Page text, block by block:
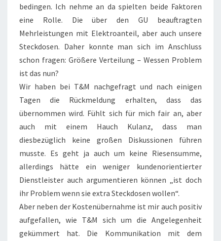
bedingen. Ich nehme an da spielten beide Faktoren
eine Rolle. Die über den GU beauftragten
Mehrleistungen mit Elektroanteil, aber auch unsere
Steckdosen. Daher konnte man sich im Anschluss
schon fragen: Größere Verteilung – Wessen Problem
ist das nun?
Wir haben bei T&M nachgefragt und nach einigen
Tagen die Rückmeldung erhalten, dass das
übernommen wird. Fühlt sich für mich fair an, aber
auch mit einem Hauch Kulanz, dass man
diesbezüglich keine großen Diskussionen führen
musste. Es geht ja auch um keine Riesensumme,
allerdings hätte ein weniger kundenorientierter
Dienstleister auch argumentieren können „ist doch
ihr Problem wenn sie extra Steckdosen wollen“.
Aber neben der Kostenübernahme ist mir auch positiv
aufgefallen, wie T&M sich um die Angelegenheit
gekümmert hat. Die Kommunikation mit dem